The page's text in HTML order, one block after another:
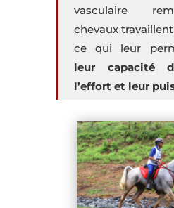
vasculaire
chevaux
ce qui leur
leur capacité
l’effort et leur